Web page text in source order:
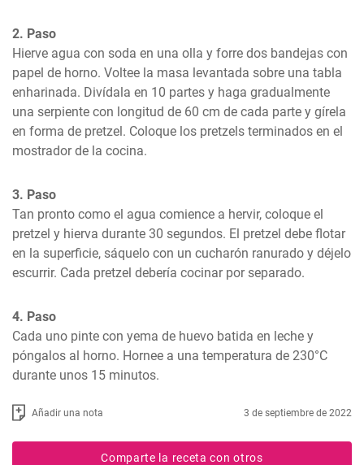
2. Paso
Hierve agua con soda en una olla y forre dos bandejas con
papel de horno. Voltee la masa levantada sobre una tabla
enharinada. Divídala en 10 partes y haga gradualmente
una serpiente con longitud de 60 cm de cada parte y gírela
en forma de pretzel. Coloque los pretzels terminados en el
mostrador de la cocina.
3. Paso
Tan pronto como el agua comience a hervir, coloque el
pretzel y hierva durante 30 segundos. El pretzel debe flotar
en la superficie, sáquelo con un cucharón ranurado y déjelo
escurrir. Cada pretzel debería cocinar por separado.
4. Paso
Cada uno pinte con yema de huevo batida en leche y
póngalos al horno. Hornee a una temperatura de 230°C
durante unos 15 minutos.
Añadir una nota 3 de septiembre de 2022
Comparte la receta con otros